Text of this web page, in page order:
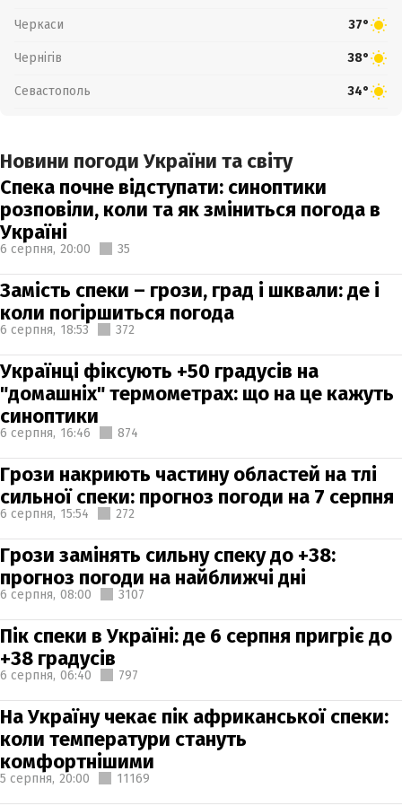
Черкаси 37°
Чернігів 38°
Севастополь 34°
Новини погоди України та світу
Спека почне відступати: синоптики
розповіли, коли та як зміниться погода в
Україні
6 серпня, 20:00 35
Замість спеки – грози, град і шквали: де і
коли погіршиться погода
6 серпня, 18:53 372
Українці фіксують +50 градусів на
"домашніх" термометрах: що на це кажуть
синоптики
6 серпня, 16:46 874
Грози накриють частину областей на тлі
сильної спеки: прогноз погоди на 7 серпня
6 серпня, 15:54 272
Грози замінять сильну спеку до +38:
прогноз погоди на найближчі дні
6 серпня, 08:00 3107
Пік спеки в Україні: де 6 серпня пригріє до
+38 градусів
6 серпня, 06:40 797
На Україну чекає пік африканської спеки:
коли температури стануть
комфортнішими
5 серпня, 20:00 11169